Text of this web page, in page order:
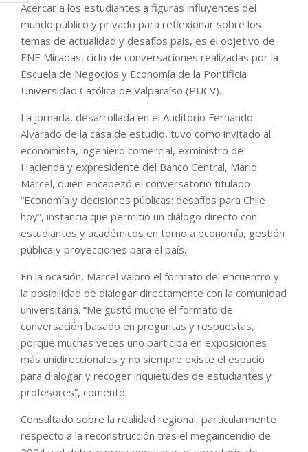
Acercar a los estudiantes a figuras influyentes del
mundo público y privado para reflexionar sobre los
temas de actualidad y desafíos país, es el objetivo de
ENE Miradas, ciclo de conversaciones realizadas por la
Escuela de Negocios y Economía de la Pontificia
Universidad Católica de Valparaíso (PUCV).
La jornada, desarrollada en el Auditorio Fernando
Alvarado de la casa de estudio, tuvo como invitado al
economista, ingeniero comercial, exministro de
Hacienda y expresidente del Banco Central, Mario
Marcel, quien encabezó el conversatorio titulado
“Economía y decisiones públicas: desafíos para Chile
hoy”, instancia que permitió un diálogo directo con
estudiantes y académicos en torno a economía, gestión
pública y proyecciones para el país.
En la ocasión, Marcel valoró el formato del encuentro y
la posibilidad de dialogar directamente con la comunidad
universitaria. “Me gustó mucho el formato de
conversación basado en preguntas y respuestas,
porque muchas veces uno participa en exposiciones
más unidireccionales y no siempre existe el espacio
para dialogar y recoger inquietudes de estudiantes y
profesores”, comentó.
Consultado sobre la realidad regional, particularmente
respecto a la reconstrucción tras el megaincendio de